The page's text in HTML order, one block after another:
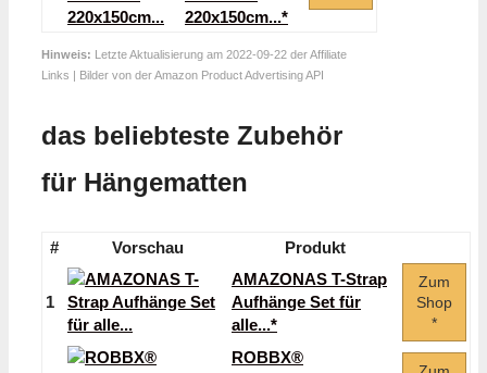
220x150cm...*
Hinweis: Letzte Aktualisierung am 2022-09-22 der Affiliate
Links | Bilder von der Amazon Product Advertising API
das beliebteste Zubehör
für Hängematten
# Vorschau Produkt
1
AMAZONAS T-Strap
Aufhänge Set für
alle...*
Zum
Shop
*
ROBBX®